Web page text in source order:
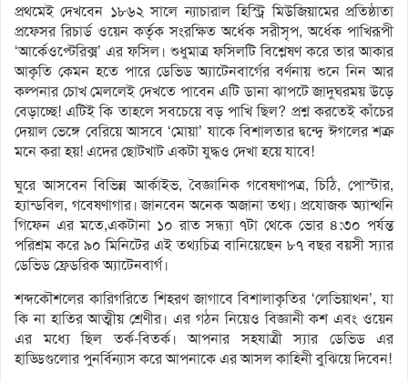
প্রথমেই দেখবেন ১৮৬২ সালে ন্যাচারাল হিস্ট্রি মিউজিয়ামের প্রতিষ্ঠাতা
প্রফেসর রিচার্ড ওয়েন কর্তৃক সংরক্ষিত অর্ধেক সরীসৃপ, অর্ধেক পাখিরূপী
‘আর্কেওপ্টেরিক্স’ এর ফসিল। শুধুমাত্র ফসিলটি বিশ্লেষণ করে তার আকার
আকৃতি কেমন হতে পারে ডেভিড অ্যাটেনবার্গের বর্ণনায় শুনে নিন আর
কল্পনার চোখ মেললেই দেখতে পাবেন এটি ডানা ঝাপটে জাদুঘরময় উড়ে
বেড়াচ্ছে! এটিই কি তাহলে সবচেয়ে বড় পাখি ছিল? প্রশ্ন করতেই কাঁচের
দেয়াল ভেঙ্গে বেরিয়ে আসবে ‘মোয়া’ যাকে বিশালতার দ্বন্দ্বে ঈগলের শত্রু
মনে করা হয়! এদের ছোটখাট একটা যুদ্ধও দেখা হয়ে যাবে!
ঘুরে আসবেন বিভিন্ন আর্কাইভ, বৈজ্ঞানিক গবেষণাপত্র, চিঠি, পোস্টার,
হ্যান্ডবিল, গবেষণাগার। জানবেন অনেক অজানা তথ্য। প্রযোজক অ্যান্থনি
গিফেন এর মতে,একটানা ১০ রাত সন্ধ্যা ৭টা থেকে ভোর ৪:৩০ পর্যন্ত
পরিশ্রম করে ৯০ মিনিটের এই তথ্যচিত্র বানিয়েছেন ৮৭ বছর বয়সী স্যার
ডেভিড ফ্রেডরিক অ্যাটেনবার্গ।
শব্দকৌশলের কারিগরিতে শিহরণ জাগাবে বিশালাকৃতির ‘লেভিয়াথন’, যা
কি না হাতির আত্মীয় শ্রেণীর। এর গঠন নিয়েও বিজ্ঞানী কশ এবং ওয়েন
এর মধ্যে ছিল তর্ক-বিতর্ক। আপনার সহযাত্রী স্যার ডেভিড এর
হাড্ডিগুলোর পুনর্বিন্যাস করে আপনাকে এর আসল কাহিনী বুঝিয়ে দিবেন!